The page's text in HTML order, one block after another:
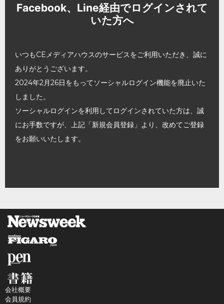
Facebook、Line経由でログインされて
いた方へ
いつもCEメディアハウスのサービスをご利用いただき、誠に
ありがとうございます。
2024年2月26日をもってソーシャルログイン機能を廃止いた
しました。
ソーシャルログインを利用してログインされていた方は、誠
にお手数ですが、上記「新規会員登録」より、改めてご登録
をお願いいたします。
会社概要
会員規約